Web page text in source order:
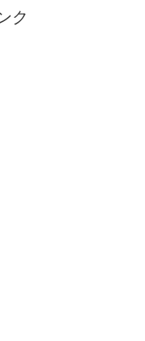
ク